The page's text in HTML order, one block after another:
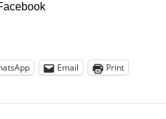
Email Print